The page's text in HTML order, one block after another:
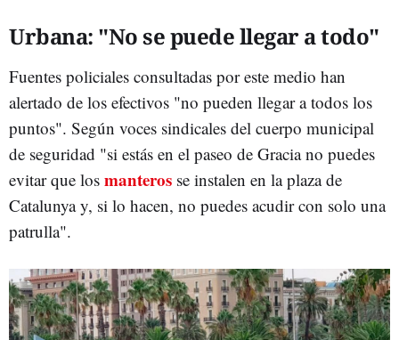
Urbana: "No se puede llegar a todo"
Fuentes policiales consultadas por este medio han
alertado de los efectivos "no pueden llegar a todos los
puntos". Según voces sindicales del cuerpo municipal
de seguridad "si estás en el paseo de Gracia no puedes
evitar que los manteros se instalen en la plaza de
Catalunya y, si lo hacen, no puedes acudir con solo una
patrulla".